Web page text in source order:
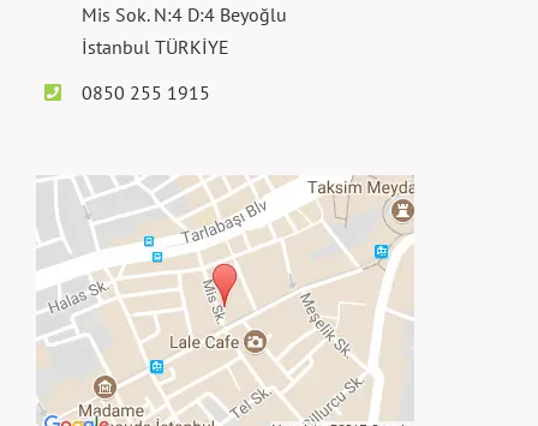
Mis Sok. N:4 D:4 Beyoğlu
İstanbul TÜRKİYE
0850 255 1915